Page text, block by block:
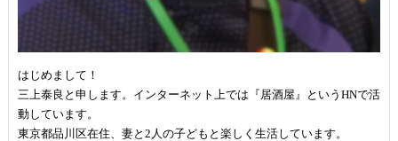
はじめまして！
三上泰良と申します。インターネット上では『居酒屋』というHNで活
動しています。
東京都品川区在住、妻と2人の子どもと楽しく生活しています。